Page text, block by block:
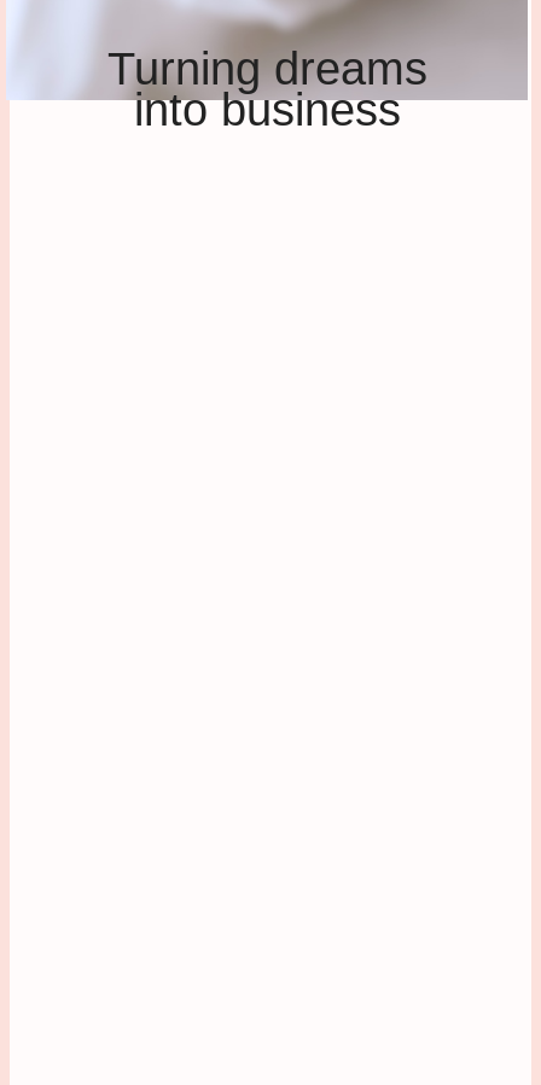
Turning dreams
into business